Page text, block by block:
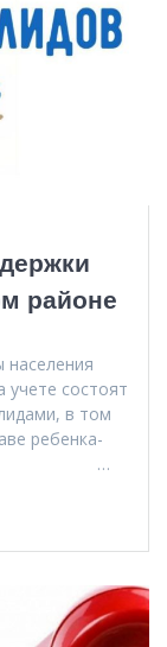
районе
учете состоят
в том
ребенка-
…